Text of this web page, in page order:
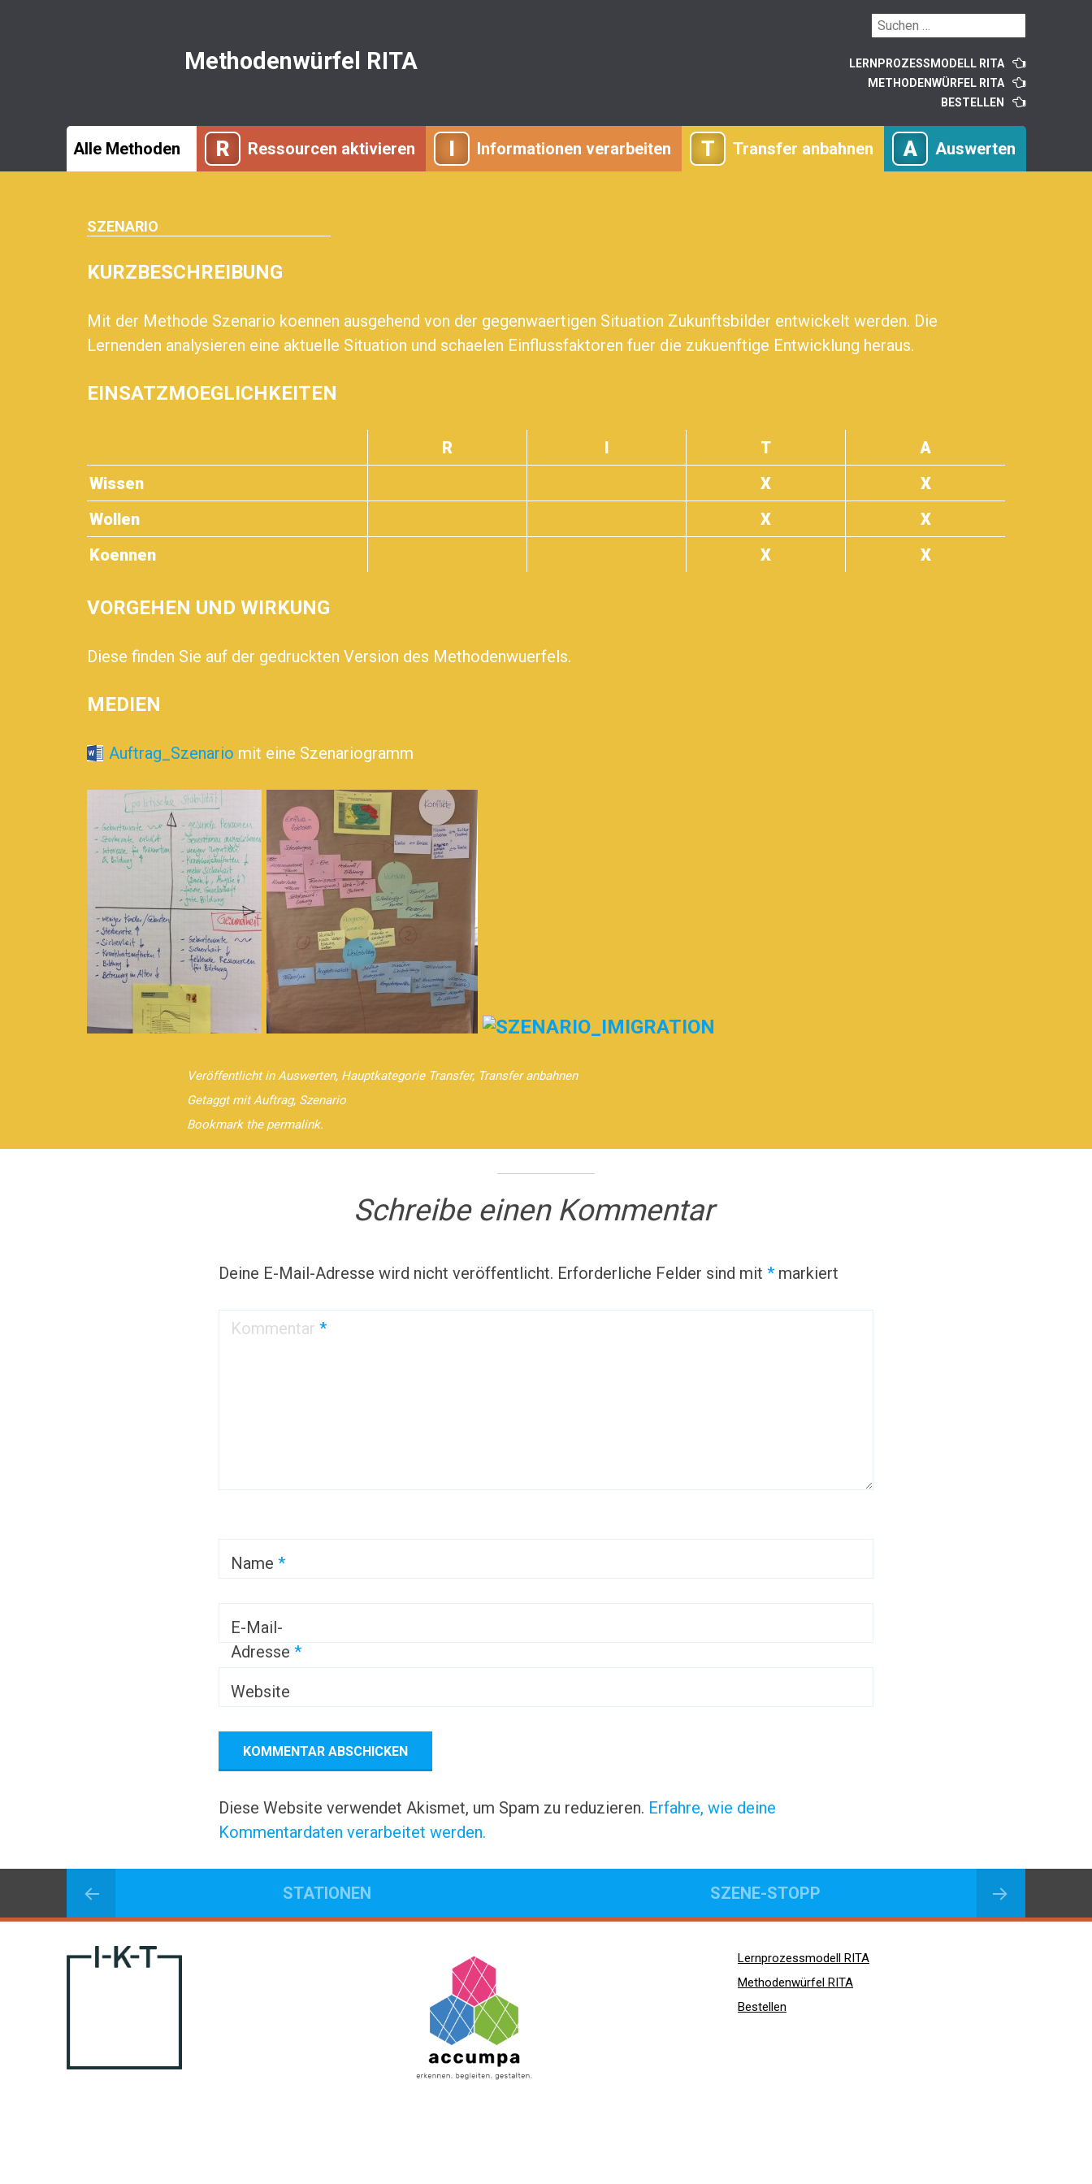
Methodenwürfel RITA
LERNPROZESSMODELL RITA
METHODENWÜRFEL RITA
BESTELLEN
Alle Methoden R Ressourcen aktivieren I Informationen verarbeiten T Transfer anbahnen A Auswerten
SZENARIO
KURZBESCHREIBUNG
Mit der Methode Szenario koennen ausgehend von der gegenwaertigen Situation Zukunftsbilder entwickelt werden. Die
Lernenden analysieren eine aktuelle Situation und schaelen Einflussfaktoren fuer die zukuenftige Entwicklung heraus.
EINSATZMOEGLICHKEITEN
R I T
A
Wissen
X
X
Wollen
X
X
Koennen
X X
VORGEHEN UND WIRKUNG
Diese finden Sie auf der gedruckten Version des Methodenwuerfels.
MEDIEN
Auftrag_Szenario mit eine Szenariogramm
Veröffentlicht inAuswerten, Hauptkategorie Transfer, Transfer anbahnen
Getaggt mitAuftrag, Szenario
Bookmark the permalink.
Schreibe einen Kommentar
Deine E-Mail-Adresse wird nicht veröffentlicht. Erforderliche Felder sind mit *markiert
Kommentar *
Name *
E-Mail-
Adresse *
Website
Diese Website verwendet Akismet, um Spam zu reduzieren. Erfahre, wie deine
Kommentardaten verarbeitet werden.
STATIONEN SZENE-STOPP
Lernprozessmodell RITA
Methodenwürfel RITA
Bestellen